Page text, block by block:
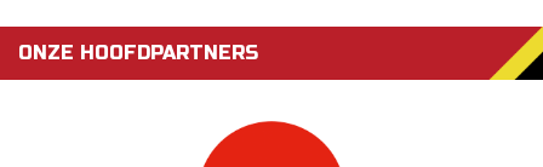
ONZE HOOFDPARTNERS